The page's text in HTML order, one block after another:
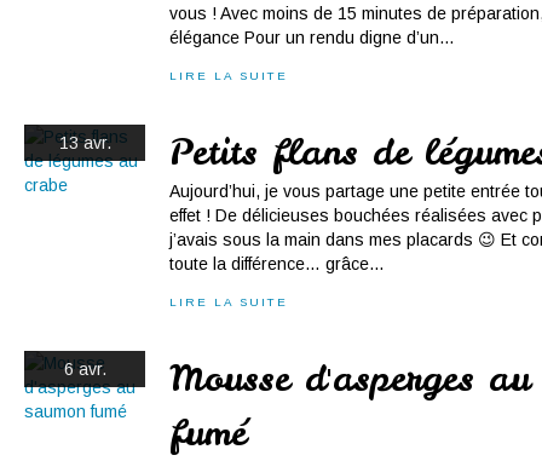
vous ! Avec moins de 15 minutes de
élégance Pour un rendu digne d’un...
LIRE LA SUITE
13 avr. Petits flans de
Aujourd’hui, je vous partage une petite entrée
effet ! De délicieuses bouchées réalisées avec
j’avais sous la main dans mes placards 😉 Et
toute la différence… grâce...
LIRE LA SUITE
6 avr.
Mousse d'asperges au
fumé